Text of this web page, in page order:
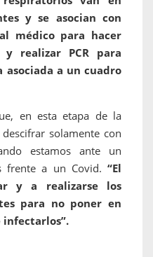
y se asocian con
médico para hacer
realizar PCR para
a un cuadro
en esta etapa de la
solamente con
estamos ante un
frente a un Covid. “El
y a realizarse los
para no poner en
infectarlos”.